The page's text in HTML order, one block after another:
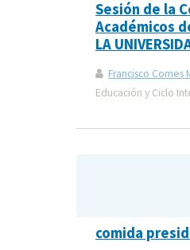
Sesión de la
Académicos
LA
Francisco Comes
Educación y Ciclo
comida